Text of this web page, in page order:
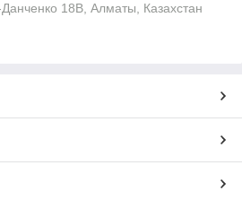
18В, Алматы, Казахстан